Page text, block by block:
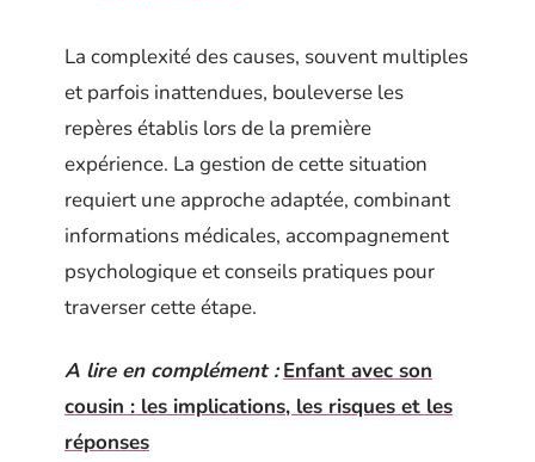
La complexité des causes, souvent multiples
et parfois inattendues, bouleverse les
repères établis lors de la première
expérience. La gestion de cette situation
requiert une approche adaptée, combinant
informations médicales, accompagnement
psychologique et conseils pratiques pour
traverser cette étape.
A lire en complément : Enfant avec son
cousin : les implications, les risques et les
réponses